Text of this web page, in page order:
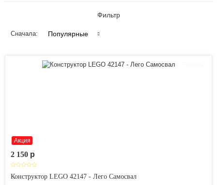
Фильтр
Сначала: Популярные
Акция
2 150 p
Конструктор LEGO 42147 - Лего Самосвал